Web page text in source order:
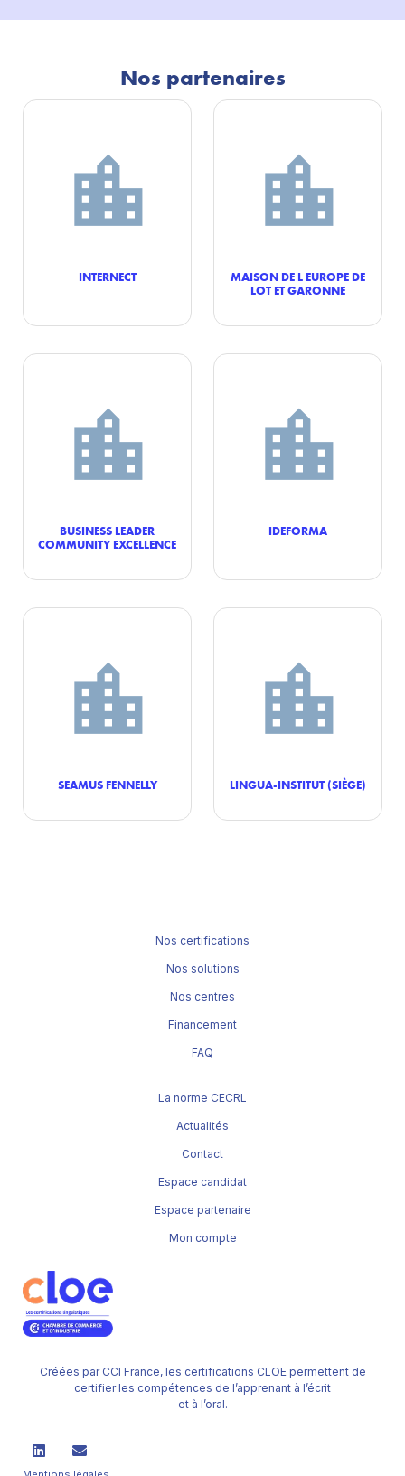
Nos partenaires
INTERNECT
MAISON DE L EUROPE DE
LOT ET GARONNE
BUSINESS LEADER
COMMUNITY EXCELLENCE
IDEFORMA
SEAMUS FENNELLY LINGUA-INSTITUT (SIÈGE)
Créées par CCI France, les certifications CLOE permettent de
certifier les compétences de l’apprenant à l’écrit
et à l’oral.
Nos certifications
Nos solutions
Nos centres
Financement
FAQ
La norme CECRL
Actualités
Contact
Espace candidat
Espace partenaire
Mon compte